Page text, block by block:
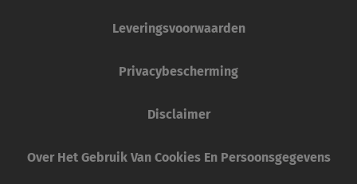
Leveringsvoorwaarden
Privacybescherming
Disclaimer
Over Het Gebruik Van Cookies En Persoonsgegevens